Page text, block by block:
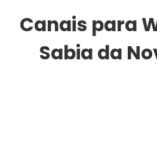
Canais para
Sabia da